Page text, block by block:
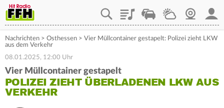
PlaylistStaupilotWetterWebcam
Nachrichten > Osthessen > Vier Müllcontainer gestapelt: Polizei zieht LKW
aus dem Verkehr
08.01.2025, 12:00 Uhr
Vier Müllcontainer gestapelt
POLIZEI ZIEHT ÜBERLADENEN LKW AUS
VERKEHR